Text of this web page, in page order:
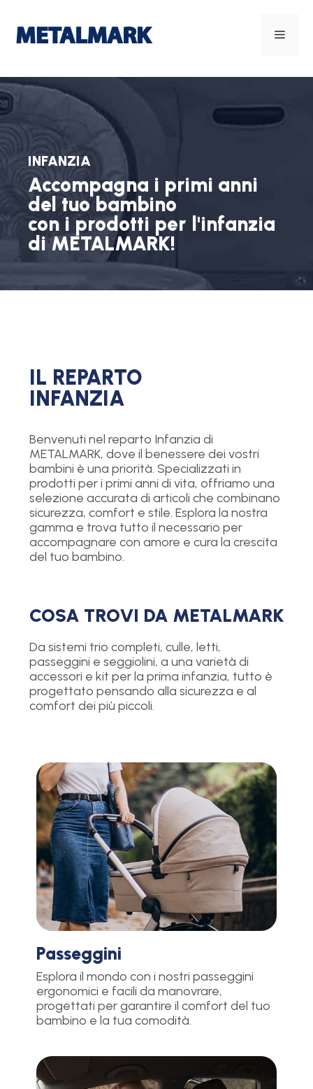
INFANZIA
Accompagna i primi anni
del tuo bambino
con i prodotti per l'infanzia
di METALMARK!
IL REPARTO
INFANZIA
Benvenuti nel reparto Infanzia di
METALMARK, dove il benessere dei vostri
bambini è una priorità. Specializzati in
prodotti per i primi anni di vita, offriamo una
selezione accurata di articoli che combinano
sicurezza, comfort e stile. Esplora la nostra
gamma e trova tutto il necessario per
accompagnare con amore e cura la crescita
del tuo bambino.
COSA TROVI DA METALMARK
Da sistemi trio completi, culle, letti,
passeggini e seggiolini, a una varietà di
accessori e kit per la prima infanzia, tutto è
progettato pensando alla sicurezza e al
comfort dei più piccoli.
Passeggini
Esplora il mondo con i nostri passeggini
ergonomici e facili da manovrare,
progettati per garantire il comfort del tuo
bambino e la tua comodità.